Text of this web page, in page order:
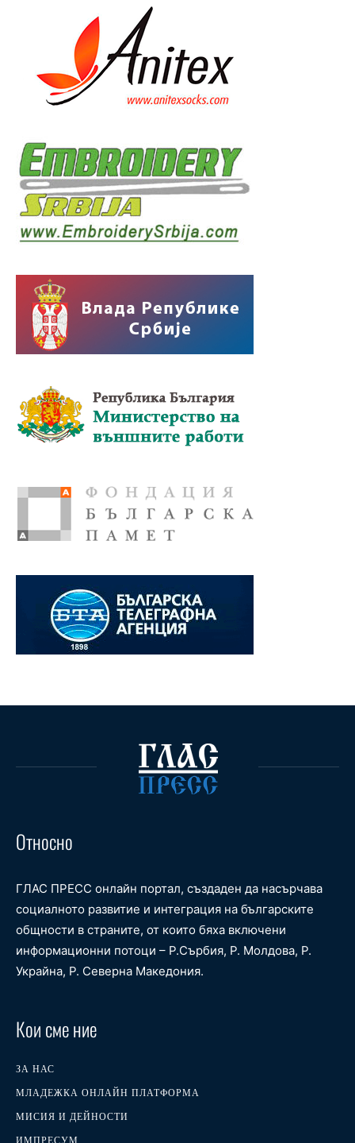
Относно
ГЛАС ПРЕСС онлайн портал, създаден да насърчава
социалното развитие и интеграция на българските
общности в страните, от които бяха включени
информационни потоци – Р.Сърбия, Р. Молдова, Р.
Украйна, Р. Северна Македония.
Кои сме ние
ЗА НАС
МЛАДЕЖКА ОНЛАЙН ПЛАТФОРМА
МИСИЯ И ДЕЙНОСТИ